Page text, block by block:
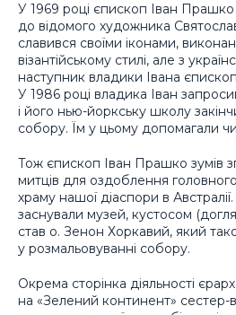
У 1969 році єпископ Іван
до відомого художника
славився своїми іконами,
візантійському стилі, але з
наступник владики Івана
У 1986 році владика Іван
і його нью-йоркську школу
собору. Їм у цьому допомагали
Тож єпископ Іван Прашко зумів
митців для оздоблення
храму нашої діаспори в
заснували музей, кустосом
став о. Зенон Хоркавий, який
у розмальовуванні собору.
Окрема сторінка діяльності
на «Зелений континент» сестер-